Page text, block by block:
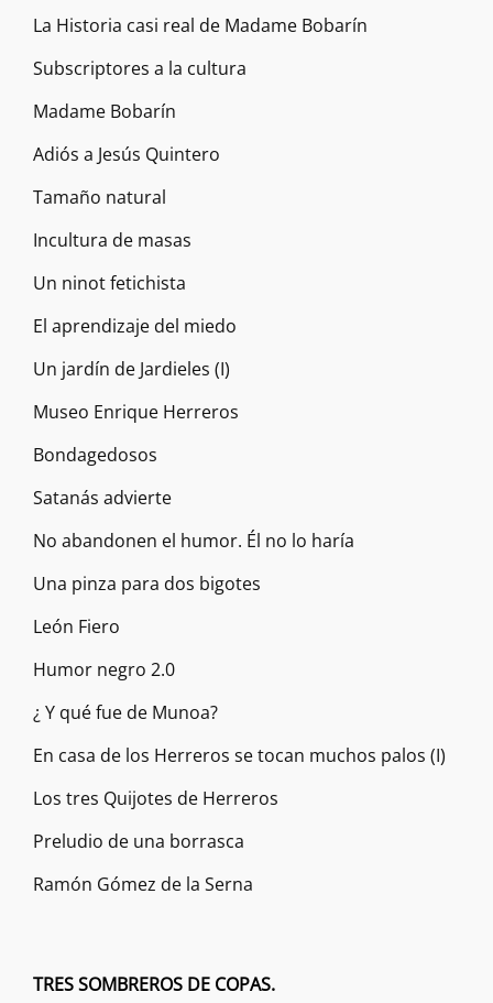
La Historia casi real de Madame Bobarín
Subscriptores a la cultura
Madame Bobarín
Adiós a Jesús Quintero
Tamaño natural
Incultura de masas
Un ninot fetichista
El aprendizaje del miedo
Un jardín de Jardieles (I)
Museo Enrique Herreros
Bondagedosos
Satanás advierte
No abandonen el humor. Él no lo haría
Una pinza para dos bigotes
León Fiero
Humor negro 2.0
¿ Y qué fue de Munoa?
En casa de los Herreros se tocan muchos palos (I)
Los tres Quijotes de Herreros
Preludio de una borrasca
Ramón Gómez de la Serna
TRES SOMBREROS DE COPAS.